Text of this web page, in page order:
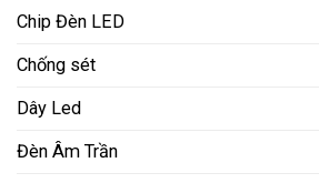
Chip Đèn LED
Chống sét
Dây Led
Đèn Âm Trần